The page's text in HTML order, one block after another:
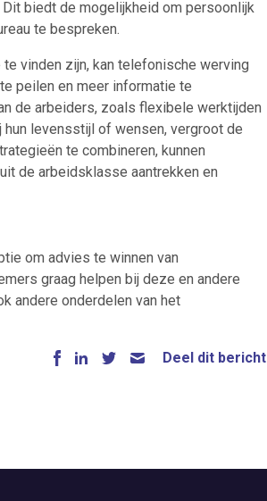
biedt de mogelijkheid om persoonlijk
te bespreken.
vinden zijn, kan telefonische werving
peilen en meer informatie te
de arbeiders, zoals flexibele werktijden
levensstijl of wensen, vergroot de
te combineren, kunnen
de arbeidsklasse aantrekken en
om advies te winnen van
graag helpen bij deze en andere
andere onderdelen van het
Deel dit bericht